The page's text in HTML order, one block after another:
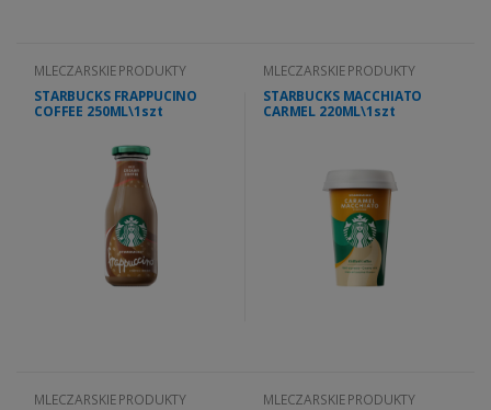
MLECZARSKIE PRODUKTY
STARBUCKS FRAPPUCINO
COFFEE 250ML\1szt
MLECZARSKIE PRODUKTY
STARBUCKS MACCHIATO
CARMEL 220ML\1szt
MLECZARSKIE PRODUKTY
MLECZARSKIE PRODUKTY